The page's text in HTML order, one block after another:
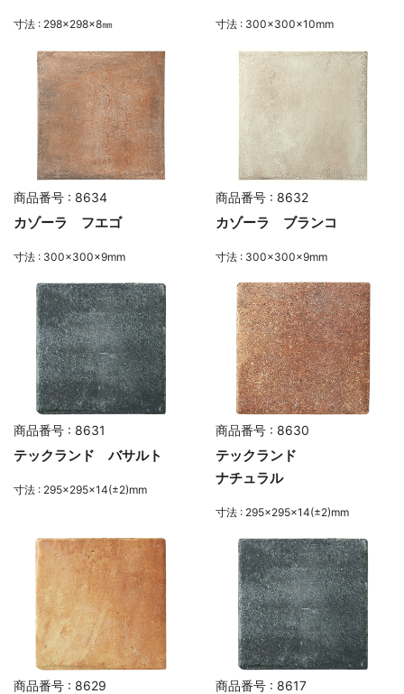
寸法 : 298×298×8㎜ 寸法 : 300×300×10mm
商品番号 : 8634
カゾーラ フエゴ
寸法 : 300×300×9mm
商品番号 : 8632
カゾーラ ブランコ
寸法 : 300×300×9mm
商品番号 : 8631
テックランド バサルト
寸法 : 295×295×14(±2)mm
商品番号 : 8630
テックランド
ナチュラル
寸法 : 295×295×14(±2)mm
商品番号 : 8629 商品番号 : 8617